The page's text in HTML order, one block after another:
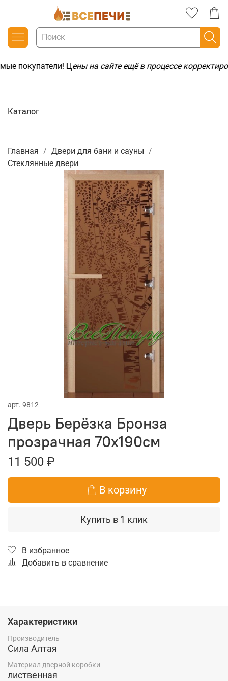
покупатели! Цены на сайте ещё в процессе
Главная
Двери для бани и сауны
Стеклянные двери
арт. 9812
Дверь Берёзка Бронза
прозрачная 70х190см
11 500 ₽
В корзину
Купить в 1 клик
В избранное
Добавить в сравнение
Характеристики
Производитель
Сила Алтая
Материал дверной коробки
лиственная
Каталог